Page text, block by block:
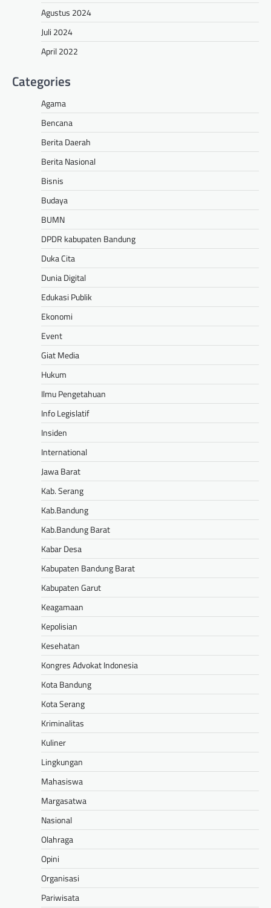
Agustus 2024
Juli 2024
April 2022
Categories
Agama
Bencana
Berita Daerah
Berita Nasional
Bisnis
Budaya
BUMN
DPDR kabupaten Bandung
Duka Cita
Dunia Digital
Edukasi Publik
Ekonomi
Event
Giat Media
Hukum
Ilmu Pengetahuan
Info Legislatif
Insiden
International
Jawa Barat
Kab. Serang
Kab.Bandung
Kab.Bandung Barat
Kabar Desa
Kabupaten Bandung Barat
Kabupaten Garut
Keagamaan
Kepolisian
Kesehatan
Kongres Advokat Indonesia
Kota Bandung
Kota Serang
Kriminalitas
Kuliner
Lingkungan
Mahasiswa
Margasatwa
Nasional
Olahraga
Opini
Organisasi
Pariwisata